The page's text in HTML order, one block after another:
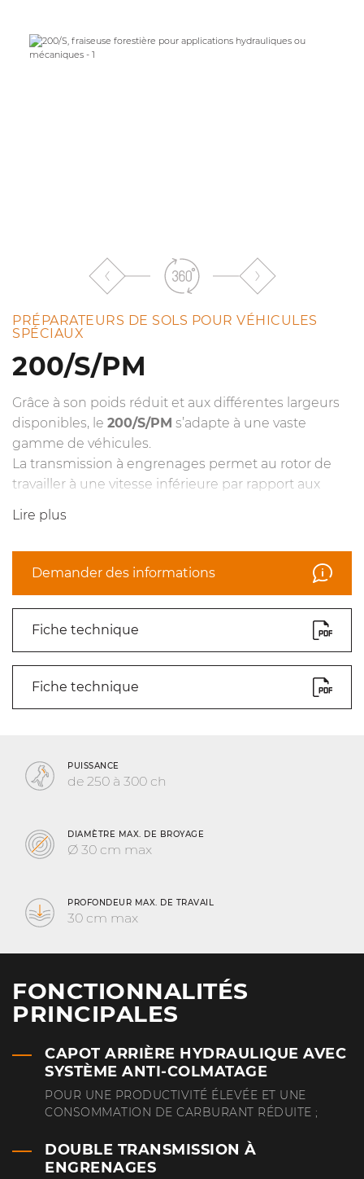
PRÉPARATEURS DE SOLS POUR VÉHICULES
SPÉCIAUX
200/S/PM
Grâce à son poids réduit et aux différentes largeurs
disponibles, le 200/S/PM s’adapte à une vaste
gamme de véhicules.
La transmission à engrenages permet au rotor de
travailler à une vitesse inférieure par rapport aux
possibilités de personnalisation relative à
ces modèles, les différentes solutions
d’équipement sont disponibles uniquement
sur demande.
Lire plus
Demander des informations
Fiche technique
Fiche technique
PUISSANCE
de 250 à 300 ch
DIAMÈTRE MAX. DE BROYAGE
Ø 30 cm max
PROFONDEUR MAX. DE TRAVAIL
30 cm max
FONCTIONNALITÉS
PRINCIPALES
CAPOT ARRIÈRE HYDRAULIQUE AVEC
SYSTÈME ANTI-COLMATAGE
POUR UNE PRODUCTIVITÉ ÉLEVÉE ET UNE
CONSOMMATION DE CARBURANT RÉDUITE ;
DOUBLE TRANSMISSION À
ENGRENAGES